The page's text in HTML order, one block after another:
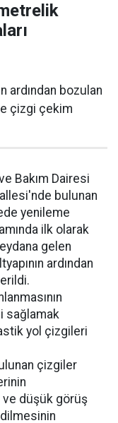
ardından bozulan
çizgi çekim
Bakım Dairesi
bulunan
yenileme
ilk olarak
gelen
ardından
sağlamak
yol çizgileri
çizgiler
ve düşük görüş